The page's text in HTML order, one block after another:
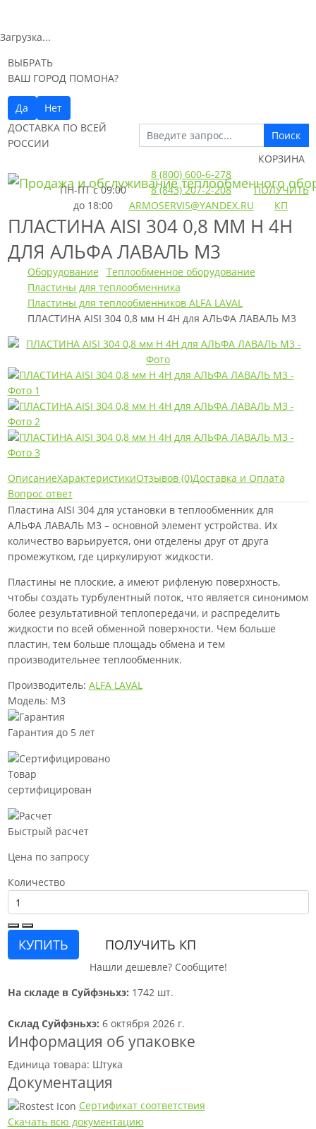
Загрузка...
ВЫБРАТЬ
ВАШ ГОРОД ПОМОНА?
Да
Нет
ДОСТАВКА ПО ВСЕЙ
РОССИИ
Поиск
ПН-ПТс 09:00
до 18:00
8 (800) 600-6-278
8 (843) 207-2-208
ARMOSERVIS@YANDEX.RU
КОРЗИНА
ПОЛУЧИТЬ
КП
ПЛАСТИНА AISI 304 0,8 ММ H 4H
ДЛЯ АЛЬФА ЛАВАЛЬ M3
Оборудование
Теплообменное оборудование
Пластины для теплообменника
Пластины для теплообменников ALFA LAVAL
ПЛАСТИНА AISI 304 0,8 мм H 4H для АЛЬФА ЛАВАЛЬ M3
ОписаниеХарактеристикиОтзывов (0)Доставка и Оплата
Вопрос ответ
Пластина AISI 304 для установки в теплообменник для
АЛЬФА ЛАВАЛЬ M3 – основной элемент устройства. Их
количество варьируется, они отделены друг от друга
промежутком, где циркулируют жидкости.
Пластины не плоские, а имеют рифленую поверхность,
чтобы создать турбулентный поток, что является синонимом
более результативной теплопередачи, и распределить
жидкости по всей обменной поверхности. Чем больше
пластин, тем больше площадь обмена и тем
производительнее теплообменник.
Производитель: ALFA LAVAL
Модель: M3
Гарантия до 5 лет
Товар
сертифицирован
Быстрый расчет
Цена по запросу
Количество
КУПИТЬ ПОЛУЧИТЬ КП
Нашли дешевле? Сообщите!
На складе в Суйфэньхэ: 1742 шт.
Склад Суйфэньхэ: 6 октября 2026 г.
Информация об упаковке
Единица товара: Штука
Документация
Сертификат соответствия
Скачать всю документацию